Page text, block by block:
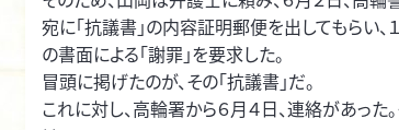
宛に「抗議書」の内容証明郵便を出してもらい、
の書面による「謝罪」を要求した。
冒頭に掲げたのが、その「抗議書」だ。
これに対し、高輪署から６月４日、連絡があった